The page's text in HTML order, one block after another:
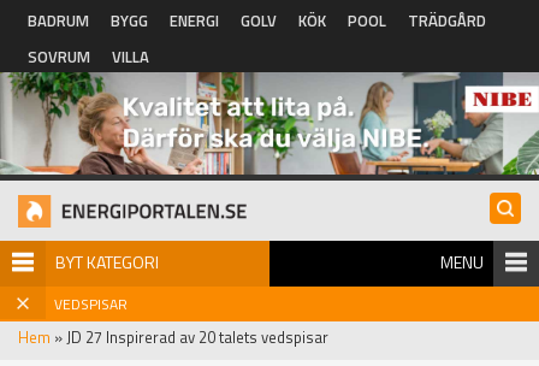
Hoppa till huvudinnehåll
BADRUM BYGG ENERGI GOLV KÖK POOL
TRÄDGÅRD
SOVRUM
VILLA
BYT KATEGORI MENU
VEDSPISAR
Hem » JD 27 Inspirerad av 20 talets vedspisar